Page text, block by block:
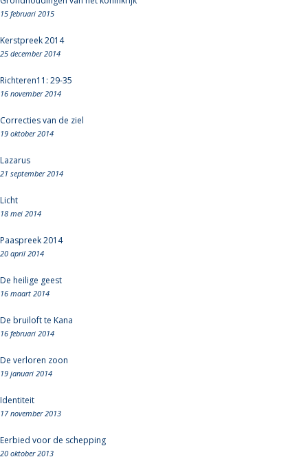
15 februari 2015
Kerstpreek 2014
25 december 2014
Richteren11: 29-35
16 november 2014
Correcties van de ziel
19 oktober 2014
Lazarus
21 september 2014
Licht
18 mei 2014
Paaspreek 2014
20 april 2014
De heilige geest
16 maart 2014
De bruiloft te Kana
16 februari 2014
De verloren zoon
19 januari 2014
Identiteit
17 november 2013
Eerbied voor de schepping
20 oktober 2013